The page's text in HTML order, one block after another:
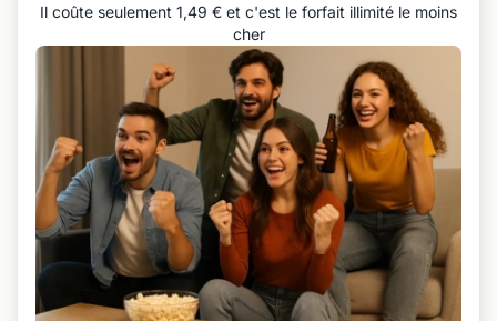
Il coûte seulement 1,49 € et c'est le forfait illimité le moins
cher